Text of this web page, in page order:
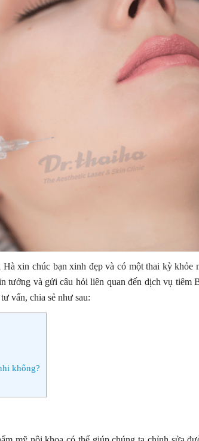
xin chúc bạn xinh đẹp và có một thai kỳ khỏe
tưởng và gửi câu hỏi liên quan đến dịch vụ tiêm
vấn, chia sẻ như sau:
không?